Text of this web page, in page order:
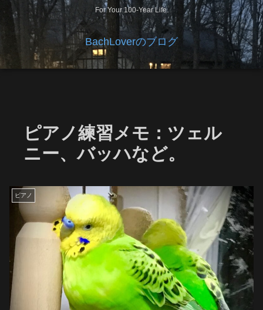
For Your 100-Year Life.
BachLoverのブログ
ピアノ練習メモ：ツェル
ニー、バッハなど。
ピアノ